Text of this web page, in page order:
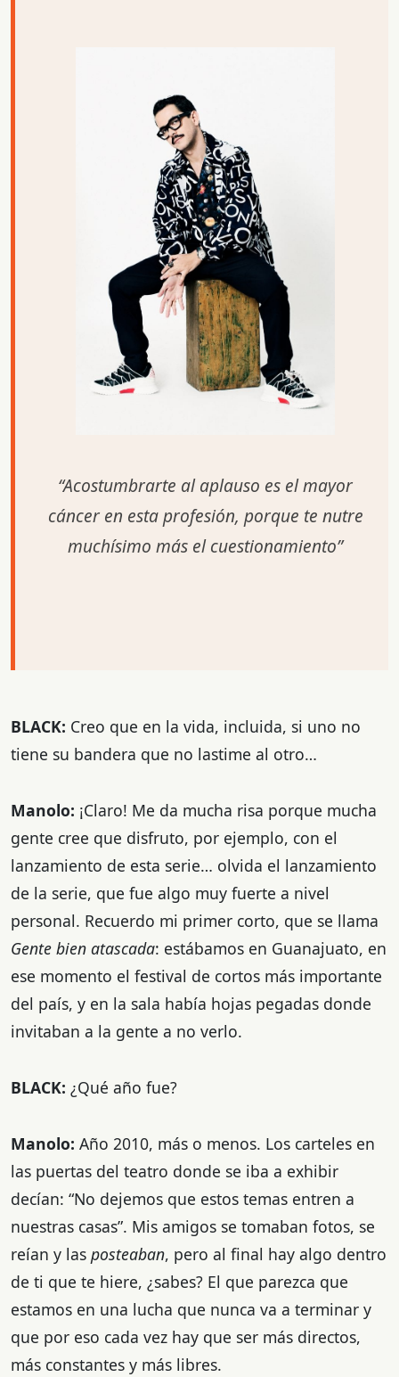
“Acostumbrarte al aplauso es el mayor
cáncer en esta profesión, porque te nutre
muchísimo más el cuestionamiento”
BLACK: Creo que en la vida, incluida, si uno no
tiene su bandera que no lastime al otro…
Manolo: ¡Claro! Me da mucha risa porque mucha
gente cree que disfruto, por ejemplo, con el
lanzamiento de esta serie… olvida el lanzamiento
de la serie, que fue algo muy fuerte a nivel
personal. Recuerdo mi primer corto, que se llama
Gente bien atascada: estábamos en Guanajuato, en
ese momento el festival de cortos más importante
del país, y en la sala había hojas pegadas donde
invitaban a la gente a no verlo.
BLACK: ¿Qué año fue?
Manolo: Año 2010, más o menos. Los carteles en
las puertas del teatro donde se iba a exhibir
decían: “No dejemos que estos temas entren a
nuestras casas”. Mis amigos se tomaban fotos, se
reían y las posteaban, pero al final hay algo dentro
de ti que te hiere, ¿sabes? El que parezca que
estamos en una lucha que nunca va a terminar y
que por eso cada vez hay que ser más directos,
más constantes y más libres.